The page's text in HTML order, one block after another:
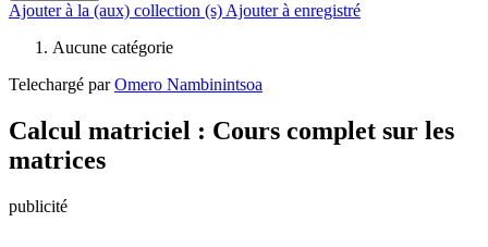
Ajouter à la (aux) collection (s) Ajouter à enregistré
Aucune catégorie
Telechargé parOmero Nambinintsoa
Calcul matriciel : Cours complet sur les
matrices
publicité